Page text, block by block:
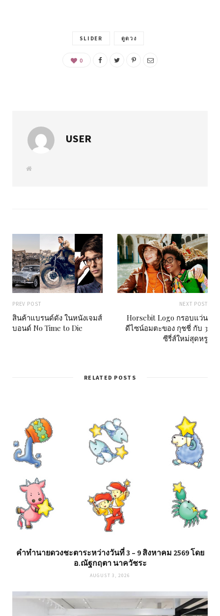
SLIDER ดูดวง
0
USER
W
PREV POST
สินค้าแบรนด์ดัง ในหนังเจมส์
บอนด์ No Time to Die
NEXT POST
Horsebit Logo กรอบแว่น
ดีไซน์อมตะของ กุชชี่ กับ 3
ซีรี่ส์ใหม่สุดหรู
RELATED POSTS
คำทำนายดวงชะตาระหว่างวันที่ 3 – 9 สิงหาคม 2569 โดย
อ.ณัฐกฤตา นาควัชระ
AUGUST 3, 2026